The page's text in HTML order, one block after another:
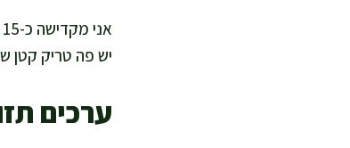
יש פה טריק קטן
ערכים